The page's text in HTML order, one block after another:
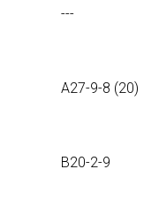
---
A27-9-8 (20)
B20-2-9